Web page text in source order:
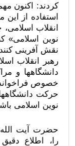
کردند: اکنون
استفاده از
انقلاب
نوین اسلامی»
نقش آفرینی
رهبر انقلاب
دانشگاهها و
خصوص
حرکت
نوین اسلامی
حضرت آیت
را، اطلاع